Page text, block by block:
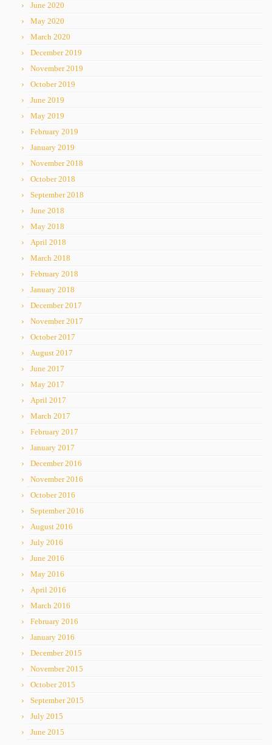
June 2020
May 2020
March 2020
December 2019
November 2019
October 2019
June 2019
May 2019
February 2019
January 2019
November 2018
October 2018
September 2018
June 2018
May 2018
April 2018
March 2018
February 2018
January 2018
December 2017
November 2017
October 2017
August 2017
June 2017
May 2017
April 2017
March 2017
February 2017
January 2017
December 2016
November 2016
October 2016
September 2016
August 2016
July 2016
June 2016
May 2016
April 2016
March 2016
February 2016
January 2016
December 2015
November 2015
October 2015
September 2015
July 2015
June 2015